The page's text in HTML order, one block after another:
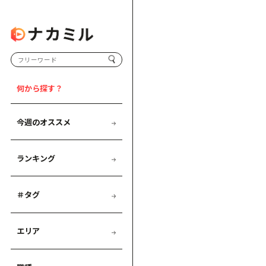
何から探す？
今週のオススメ
ランキング
＃タグ
エリア